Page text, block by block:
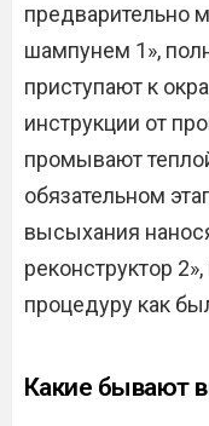
предварительно
шампунем 1»,
приступают к
инструкции от
промывают
обязательном
высыхания
реконструктор
процедуру как
Какие бывают